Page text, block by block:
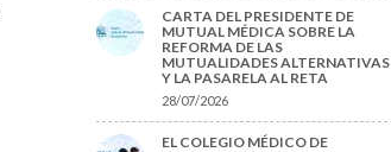
CARTA DEL PRESIDENTE DE
MUTUAL MÉDICA SOBRE LA
REFORMA DE LAS
MUTUALIDADES ALTERNATIVAS
Y LA PASARELA AL RETA
28/07/2026
EL COLEGIO MÉDICO DE